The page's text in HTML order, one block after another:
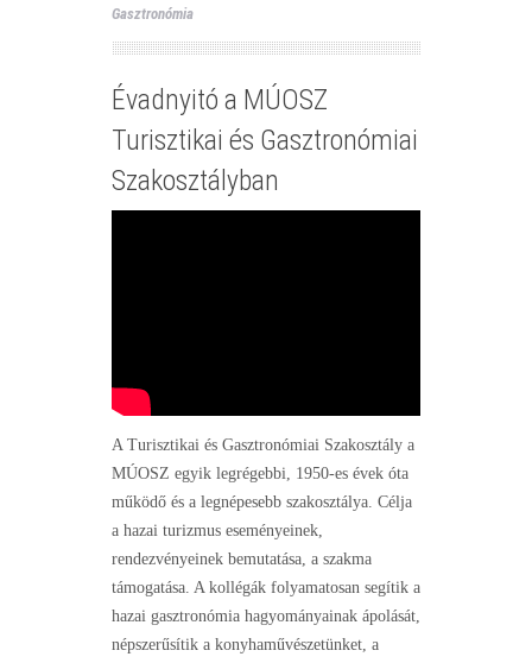
Gasztronómia
Évadnyitó a MÚOSZ
Turisztikai és Gasztronómiai
Szakosztályban
A Turisztikai és Gasztronómiai Szakosztály a
MÚOSZ egyik legrégebbi, 1950-es évek óta
működő és a legnépesebb szakosztálya. Célja
a hazai turizmus eseményeinek,
rendezvényeinek bemutatása, a szakma
támogatása. A kollégák folyamatosan segítik a
hazai gasztronómia hagyományainak ápolását,
népszerűsítik a konyhaművészetünket, a